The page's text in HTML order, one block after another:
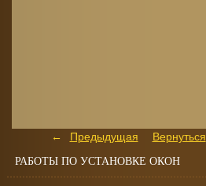
Предыдущая Вернуться
РАБОТЫ ПО УСТАНОВКЕ ОКОН